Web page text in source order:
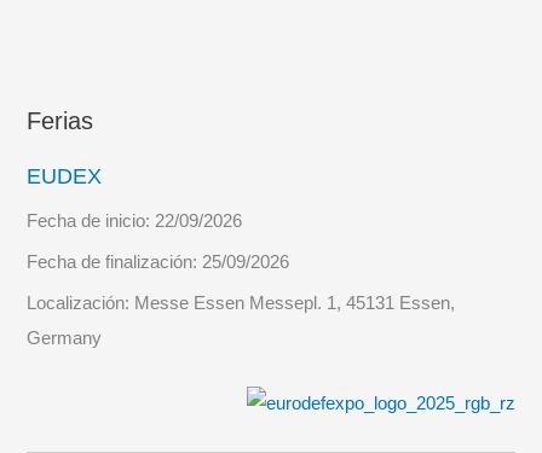
Ferias
EUDEX
Fecha de inicio: 22/09/2026
Fecha de finalización: 25/09/2026
Localización: Messe Essen Messepl. 1, 45131 Essen,
Germany